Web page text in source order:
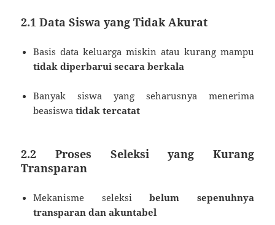
2.1 Data Siswa yang Tidak Akurat
Basis data keluarga miskin atau kurang mampu
tidak diperbarui secara berkala
Banyak siswa yang seharusnya menerima
beasiswatidak tercatat
2.2 Proses Seleksi yang Kurang
Transparan
Mekanisme seleksibelum sepenuhnya
transparan dan akuntabel